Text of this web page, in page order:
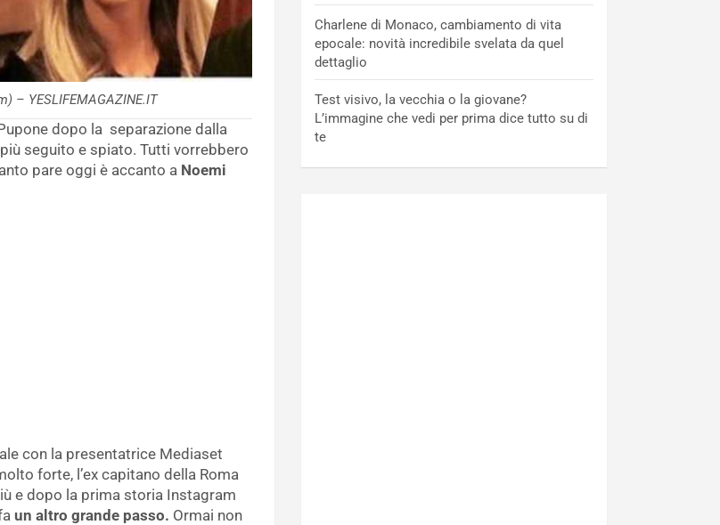
– YESLIFEMAGAZINE.IT
dopo la separazione dalla
seguito e spiato. Tutti vorrebbero
pare oggi è accanto a Noemi
con la presentatrice Mediaset
forte, l’ex capitano della Roma
e dopo la prima storia Instagram
un altro grande passo. Ormai non
Charlene di Monaco, cambiamento di vita
epocale: novità incredibile svelata da quel
dettaglio
Test visivo, la vecchia o la giovane?
L’immagine che vedi per prima dice tutto su di
te